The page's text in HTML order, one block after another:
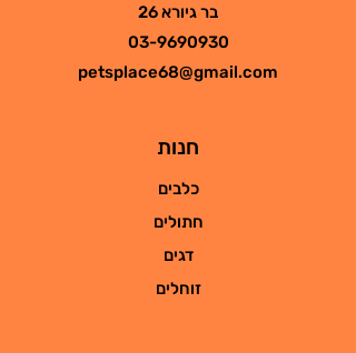
בר גיורא 26
03-9690930
petsplace68@gmail.com
חנות
כלבים
חתולים
דגים
זוחלים